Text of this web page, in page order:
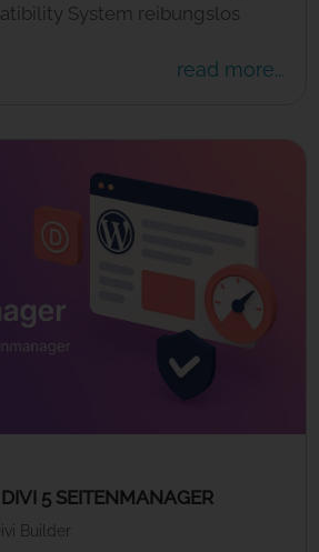
System reibungslos
read more...
5 SEITENMANAGER
Builder